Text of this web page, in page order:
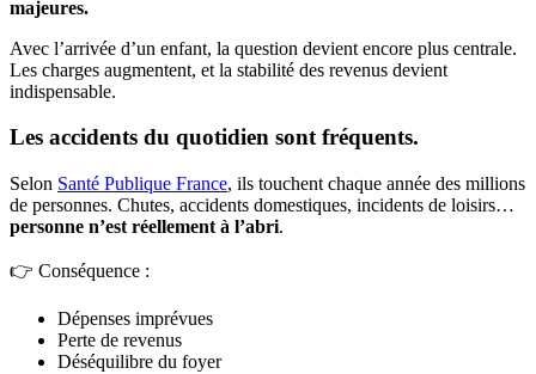
majeures.
Avec l’arrivée d’un enfant, la question devient encore plus centrale.
Les charges augmentent, et la stabilité des revenus devient
indispensable.
Les accidents du quotidien sont fréquents.
Selon Santé Publique France, ils touchent chaque année des millions
de personnes. Chutes, accidents domestiques, incidents de loisirs…
personne n’est réellement à l’abri.
👉 Conséquence :
Dépenses imprévues
Perte de revenus
Déséquilibre du foyer